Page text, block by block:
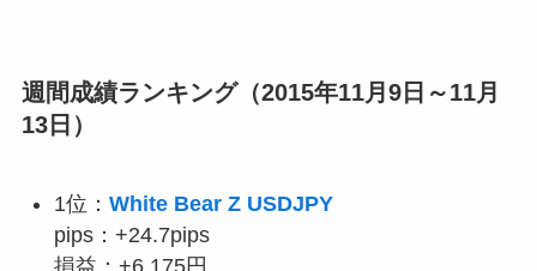
週間成績ランキング（2015年11月9日～11月
13日）
1位： White Bear Z USDJPY
pips：+24.7pips